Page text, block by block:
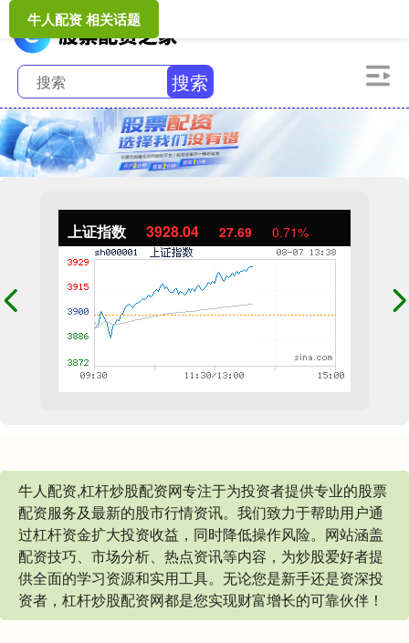
搜索
上证指数 3928.04 27.69 0.71%
牛人配资,杠杆炒股配资网专注于为投资者提供专业的股票
配资服务及最新的股市行情资讯。我们致力于帮助用户通
过杠杆资金扩大投资收益，同时降低操作风险。网站涵盖
配资技巧、市场分析、热点资讯等内容，为炒股爱好者提
供全面的学习资源和实用工具。无论您是新手还是资深投
资者，杠杆炒股配资网都是您实现财富增长的可靠伙伴！
牛人配资 相关话题